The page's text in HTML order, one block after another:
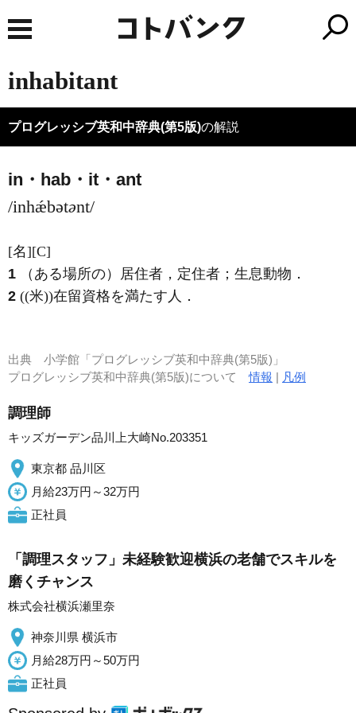
inhabitant
プログレッシブ英和中辞典(第5版)の解説
in・hab・it・ant
/inhǽbətənt/
[名][C]
1 （ある場所の）居住者，定住者；生息動物 ．
2 ((米))在留資格を満たす人 ．
出典 小学館「プログレッシブ英和中辞典(第5版)」
プログレッシブ英和中辞典(第5版)について情報 | 凡例
調理師
キッズガーデン品川上大崎No.203351
東京都 品川区
月給23万円～32万円
正社員
「調理スタッフ」未経験歓迎横浜の老舗でスキルを
磨くチャンス
株式会社横浜瀬里奈
神奈川県 横浜市
月給28万円～50万円
正社員